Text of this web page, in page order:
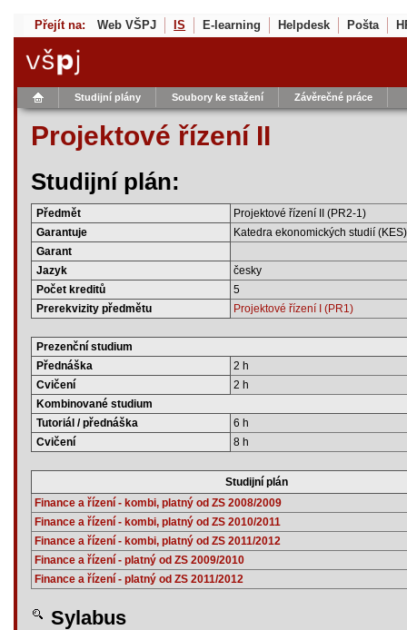
Přejít na: Web VŠPJ IS E-learning Helpdesk Pošta
Studijní plány Soubory ke stažení Závěrečné práce
Projektové řízení II
Studijní plán:
Předmět
Projektové řízení II (PR2-1)
Garantuje
Katedra ekonomických studií (KES)
Garant
Jazyk
česky
Počet kreditů
5
Prerekvizity předmětu
Projektové řízení I (PR1)
Prezenční studium
Přednáška
2 h
Cvičení
2 h
Kombinované studium
Tutoriál / přednáška
6 h
Cvičení
8 h
Studijní plán
Finance a řízení - kombi, platný od ZS 2008/2009
Finance a řízení - kombi, platný od ZS 2010/2011
Finance a řízení - kombi, platný od ZS 2011/2012
Finance a řízení - platný od ZS 2009/2010
Finance a řízení - platný od ZS 2011/2012
Sylabus